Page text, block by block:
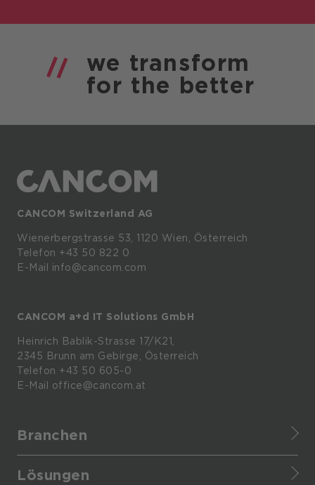
we transform
for the better
CANCOM Switzerland AG
Wienerbergstrasse 53, 1120 Wien, Österreich
Telefon +43 50 822 0
E-Mail info@cancom.com
CANCOM a+d IT Solutions GmbH
Heinrich Bablik-Strasse 17/K21,
2345 Brunn am Gebirge, Österreich
Telefon +43 50 605-0
E-Mail office@cancom.at
Branchen
Healthcare
Lösungen